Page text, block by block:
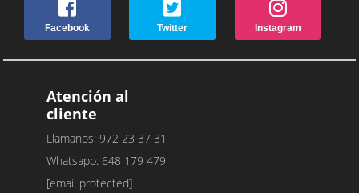
Facebook Twitter Instagram
Atención al
cliente
Llámanos: 972 23 37 31
Whatsapp: 648 179 479
[email protected]